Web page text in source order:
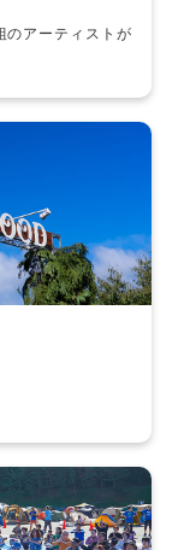
のアーティストが